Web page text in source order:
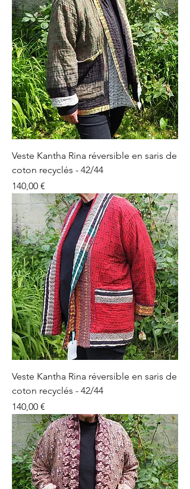
Veste Kantha Rina réversible en saris de
coton recyclés - 42/44
Prix
140,00 €
Veste Kantha Rina réversible en saris de
coton recyclés - 42/44
Prix
140,00 €